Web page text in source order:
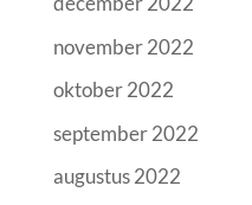
november 2022
oktober 2022
september 2022
augustus 2022